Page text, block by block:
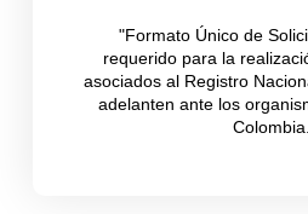
"Formato Único de
requerido para la
asociados al Registro
adelanten ante los
Colombia.